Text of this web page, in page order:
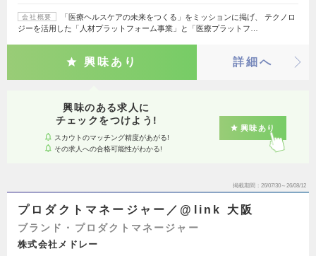
会社概要
「医療ヘルスケアの未来をつくる」をミッションに掲げ、 テクノロ
ジーを活用した「人材プラットフォーム事業」と「医療プラットフ…
興味あり 詳細へ
興味のある求人に
チェックをつけよう!
スカウトのマッチング精度があがる!
その求人への合格可能性がわかる!
興味あり
掲載期間 26/07/30～26/08/12
プロダクトマネージャー／@link 大阪
ブランド・プロダクトマネージャー
株式会社メドレー